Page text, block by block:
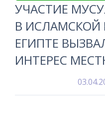
УЧАСТИЕ
В ИСЛАМСКОЙ
ЕГИПТЕ
ИНТЕРЕС